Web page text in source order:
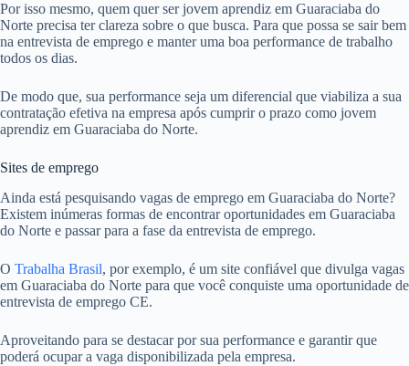
Por isso mesmo, quem quer ser jovem aprendiz em Guaraciaba do
Norte precisa ter clareza sobre o que busca. Para que possa se sair bem
na entrevista de emprego e manter uma boa performance de trabalho
todos os dias.
De modo que, sua performance seja um diferencial que viabiliza a sua
contratação efetiva na empresa após cumprir o prazo como jovem
aprendiz em Guaraciaba do Norte.
Sites de emprego
Ainda está pesquisando vagas de emprego em Guaraciaba do Norte?
Existem inúmeras formas de encontrar oportunidades em Guaraciaba
do Norte e passar para a fase da entrevista de emprego.
O Trabalha Brasil, por exemplo, é um site confiável que divulga vagas
em Guaraciaba do Norte para que você conquiste uma oportunidade de
entrevista de emprego CE.
Aproveitando para se destacar por sua performance e garantir que
poderá ocupar a vaga disponibilizada pela empresa.